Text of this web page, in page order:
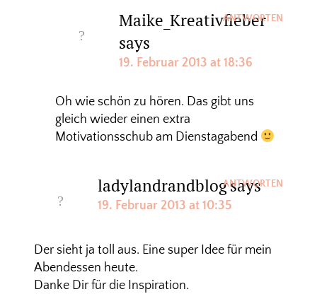
Maike_Kreativfieber
says
19. Februar 2013 at 18:36
Oh wie schön zu hören. Das gibt uns
gleich wieder einen extra
Motivationsschub am Dienstagabend
ANTWORTEN
ladylandrandblogsays
19. Februar 2013 at 10:35
Der sieht ja toll aus. Eine super Idee für mein
Abendessen heute.
Danke Dir für die Inspiration.
ANTWORTEN